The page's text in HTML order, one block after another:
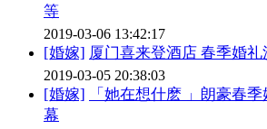
等
2019-03-06 13:42:17
[婚嫁] 厦门喜来登酒店 春季婚礼
2019-03-05 20:38:03
[婚嫁]
「她在想什麽 」朗豪春
幕